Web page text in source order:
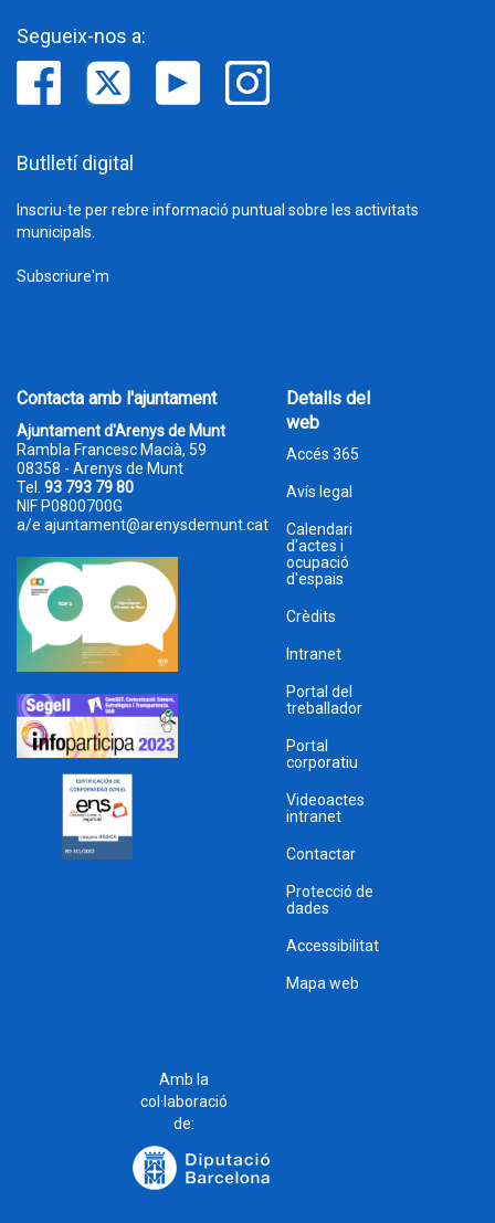
Segueix-nos a:
Butlletí digital
Inscriu-te per rebre informació puntual sobre les activitats
municipals.
Subscriure'm
Contacta amb l'ajuntament
Ajuntament d'Arenys de Munt
Rambla Francesc Macià, 59
08358 - Arenys de Munt
Tel. 93 793 79 80
NIF P0800700G
a/e ajuntament@arenysdemunt.cat
Detalls del
web
Accés 365
Avís legal
Calendari
d'actes i
ocupació
d'espais
Crèdits
Intranet
Portal del
treballador
Portal
corporatiu
Videoactes
intranet
Contactar
Protecció de
dades
Accessibilitat
Mapa web
Amb la
col·laboració
de: